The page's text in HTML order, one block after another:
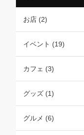
お店 (2)
イベント (19)
カフェ (3)
グッズ (1)
グルメ (6)